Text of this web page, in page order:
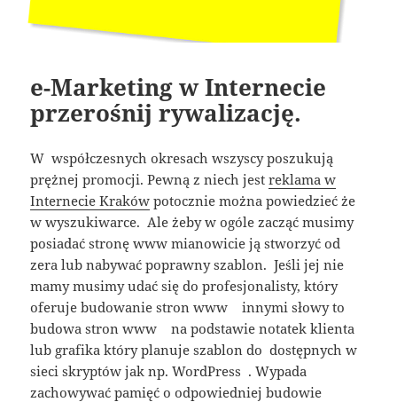
e-Marketing w Internecie
przerośnij rywalizację.
W współczesnych okresach wszyscy poszukują
prężnej promocji. Pewną z niech jestreklama w
Internecie Kraków potocznie można powiedzieć że
w wyszukiwarce. Ale żeby w ogóle zacząć musimy
posiadać stronę www mianowicie ją stworzyć od
zera lub nabywać poprawny szablon. Jeśli jej nie
mamy musimy udać się do profesjonalisty, który
oferuje budowanie stron www innymi słowy to
budowa stron www na podstawie notatek klienta
lub grafika który planuje szablon do dostępnych w
sieci skryptów jak np. WordPress . Wypada
zachowywać pamięć o odpowiedniej budowie